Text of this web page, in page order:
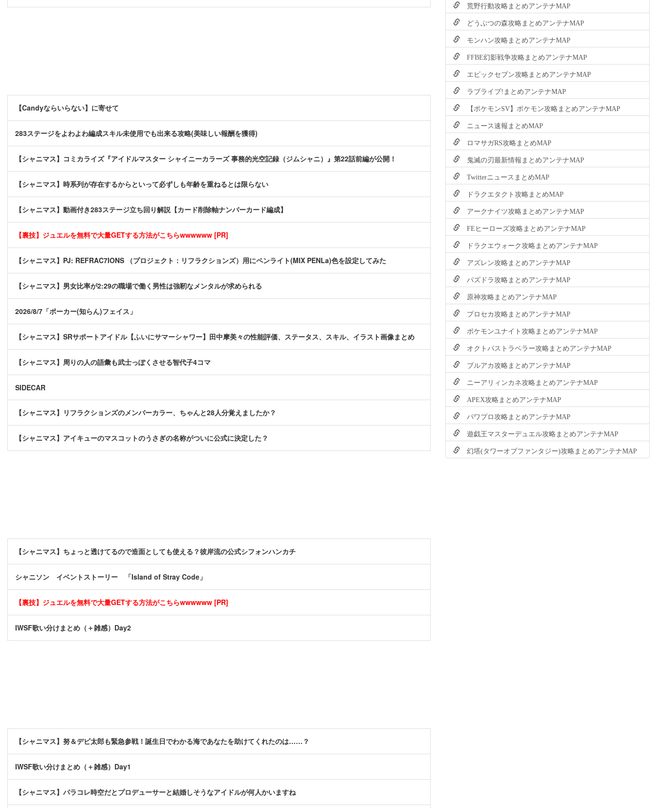
【Candyならいらない】に寄せて
283ステージをよわよわ編成スキル未使用でも出来る攻略(美味しい報酬を獲得)
【シャニマス】コミカライズ『アイドルマスター シャイニーカラーズ 事務的光空記録（ジムシャニ）』第22話前編が公開！
【シャニマス】時系列が存在するからといって必ずしも年齢を重ねるとは限らない
【シャニマス】動画付き283ステージ立ち回り解説【カード削除軸ナンバーカード編成】
【裏技】ジュエルを無料で大量GETする方法がこちらwwwwww [PR]
【シャニマス】PJ: REFRAC7IONS （プロジェクト：リフラクションズ）用にペンライト(MIX PENLa)色を設定してみた
【シャニマス】男女比率が2:29の職場で働く男性は強靭なメンタルが求められる
2026/8/7「ポーカー(知らん)フェイス」
【シャニマス】SRサポートアイドル【ふいにサマーシャワー】田中摩美々の性能評価、ステータス、スキル、イラスト画像まとめ
【シャニマス】周りの人の語彙も武士っぽくさせる智代子4コマ
SIDECAR
【シャニマス】リフラクションズのメンバーカラー、ちゃんと28人分覚えましたか？
【シャニマス】アイキューのマスコットのうさぎの名称がついに公式に決定した？
【シャニマス】ちょっと透けてるので造面としても使える？彼岸流の公式シフォンハンカチ
シャニソン イベントストーリー 「Island of Stray Code」
【裏技】ジュエルを無料で大量GETする方法がこちらwwwwww [PR]
IWSF歌い分けまとめ（＋雑感）Day2
【シャニマス】努＆デビ太郎も緊急参戦！誕生日でわかる海であなたを助けてくれたのは……？
IWSF歌い分けまとめ（＋雑感）Day1
【シャニマス】パラコレ時空だとプロデューサーと結婚しそうなアイドルが何人かいますね
荒野行動攻略まとめアンテナMAP
どうぶつの森攻略まとめアンテナMAP
モンハン攻略まとめアンテナMAP
FFBE幻影戦争攻略まとめアンテナMAP
エピックセブン攻略まとめアンテナMAP
ラブライブ!まとめアンテナMAP
【ポケモンSV】ポケモン攻略まとめアンテナMAP
ニュース速報まとめMAP
ロマサガRS攻略まとめMAP
鬼滅の刃最新情報まとめアンテナMAP
TwitterニュースまとめMAP
ドラクエタクト攻略まとめMAP
アークナイツ攻略まとめアンテナMAP
FEヒーローズ攻略まとめアンテナMAP
ドラクエウォーク攻略まとめアンテナMAP
アズレン攻略まとめアンテナMAP
パズドラ攻略まとめアンテナMAP
原神攻略まとめアンテナMAP
プロセカ攻略まとめアンテナMAP
ポケモンユナイト攻略まとめアンテナMAP
オクトパストラベラー攻略まとめアンテナMAP
ブルアカ攻略まとめアンテナMAP
ニーアリィンカネ攻略まとめアンテナMAP
APEX攻略まとめアンテナMAP
パワプロ攻略まとめアンテナMAP
遊戯王マスターデュエル攻略まとめアンテナMAP
幻塔(タワーオブファンタジー)攻略まとめアンテナMAP